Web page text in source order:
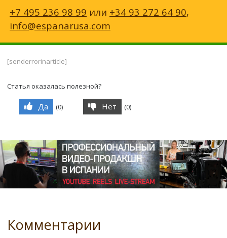
+7 495 236 98 99 или +34 93 272 64 90,
info@espanarusa.com
[senderrorinarticle]
Статья оказалась полезной?
Да (0) Нет (0)
Комментарии